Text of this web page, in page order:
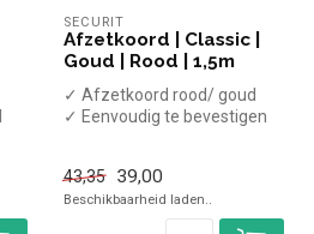
SECURIT
Afzetkoord | Classic |
Goud | Rood | 1,5m
✓ Afzetkoord rood/ goud
✓ Eenvoudig te bevestigen
43,35
39,00
Beschikbaarheid laden..